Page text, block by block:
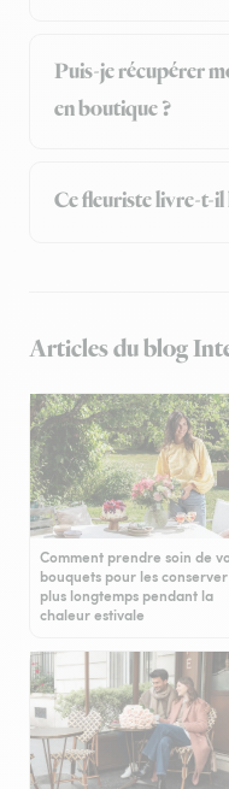
Puis-je récupérer
en boutique ?
Ce fleuriste livre-t-il
Articles du blog
Comment prendre soin de
bouquets pour les conserver
plus longtemps pendant la
chaleur estivale